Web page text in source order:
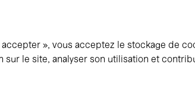
se passe
accepter », vous acceptez le stockage de
sur le site, analyser son utilisation et